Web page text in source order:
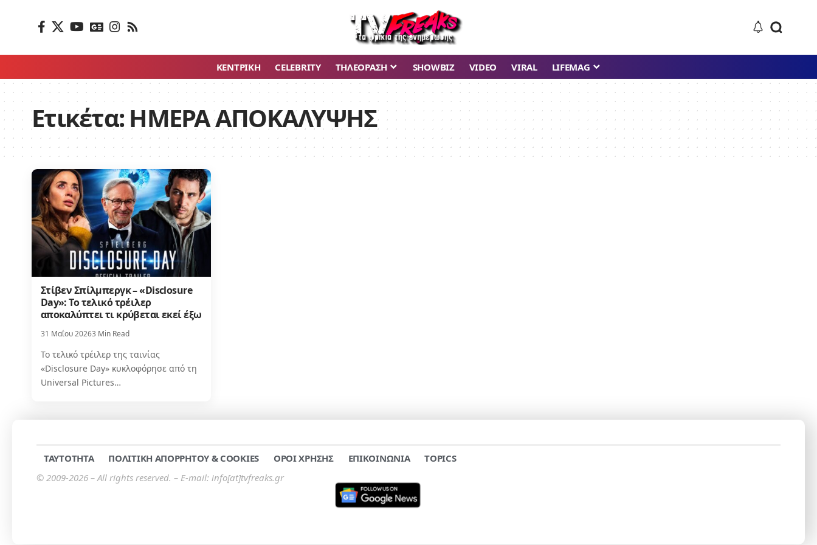
ΚΕΝΤΡΙΚΗ CELEBRITY ΤΗΛΕΟΡΑΣΗ SHOWBIZ VIDEO VIRAL LIFEMAG
Ετικέτα: ΗΜΕΡΑ ΑΠΟΚΑΛΥΨΗΣ
Στίβεν Σπίλμπεργκ – «Disclosure
Day»: Το τελικό τρέιλερ
αποκαλύπτει τι κρύβεται εκεί έξω
31 Μαΐου 20263 Min Read
Το τελικό τρέιλερ της ταινίας
«Disclosure Day» κυκλοφόρησε από τη
Universal Pictures…
TAYTOTHTA ΠΟΛΙΤΙΚΗ ΑΠΟΡΡΗΤΟΥ & COOKIES ΟΡΟΙ ΧΡΗΣΗΣ ΕΠΙΚΟΙΝΩΝΙΑ
TOPICS
© 2009-2026 – All rights reserved. – E-mail: info[at]tvfreaks.gr